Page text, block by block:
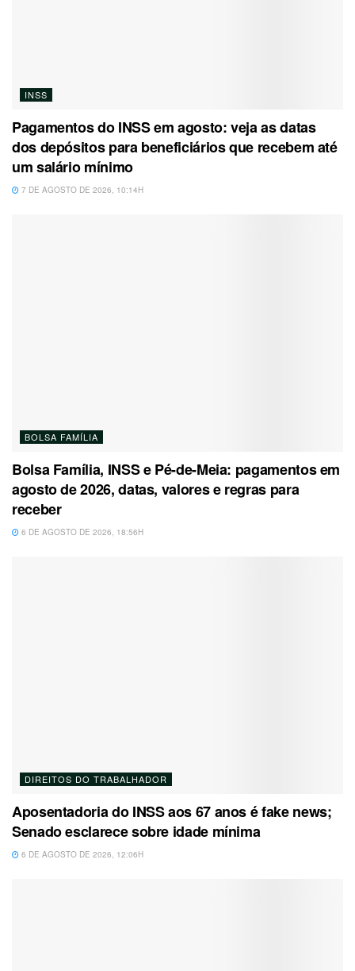
INSS
Pagamentos do INSS em agosto: veja as datas
dos depósitos para beneficiários que recebem até
um salário mínimo
7 DE AGOSTO DE 2026, 10:14H
BOLSA FAMÍLIA
Bolsa Família, INSS e Pé-de-Meia: pagamentos em
agosto de 2026, datas, valores e regras para
receber
6 DE AGOSTO DE 2026, 18:56H
DIREITOS DO TRABALHADOR
Aposentadoria do INSS aos 67 anos é fake news;
Senado esclarece sobre idade mínima
6 DE AGOSTO DE 2026, 12:06H